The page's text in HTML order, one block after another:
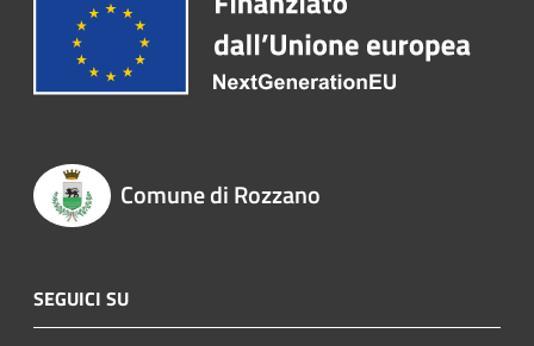
Comune di Rozzano
SEGUICI SU